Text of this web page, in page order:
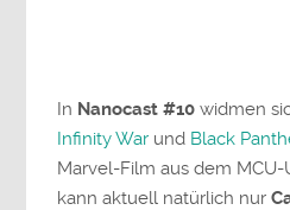
In Nanocast #10 widmen
Infinity War und Black
Marvel-Film aus dem
kann aktuell natürlich nur